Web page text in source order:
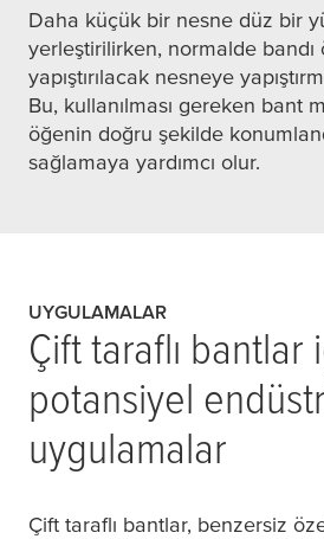
Daha küçük bir nesne düz bir
yerleştirilirken, normalde bandı
yapıştırılacak nesneye
Bu, kullanılması gereken bant
öğenin doğru şekilde
sağlamaya yardımcı olur.
UYGULAMALAR
Çift taraflı bantlar
potansiyel
uygulamalar
Çift taraflı bantlar, benzersiz